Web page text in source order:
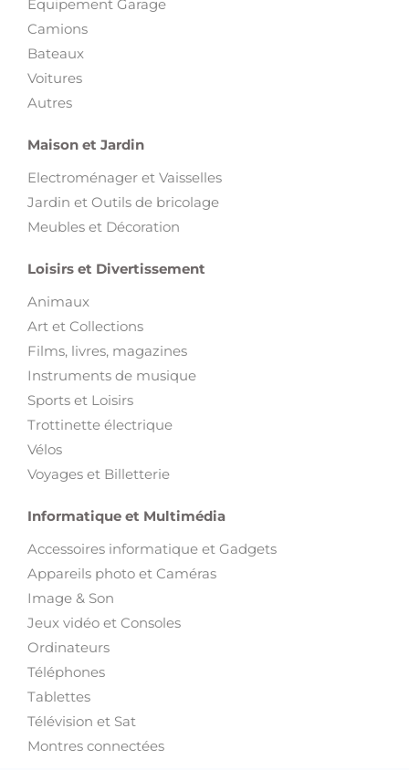
Équipement Garage
Camions
Bateaux
Voitures
Autres
Maison et Jardin
Electroménager et Vaisselles
Jardin et Outils de bricolage
Meubles et Décoration
Loisirs et Divertissement
Animaux
Art et Collections
Films, livres, magazines
Instruments de musique
Sports et Loisirs
Trottinette électrique
Vélos
Voyages et Billetterie
Informatique et Multimédia
Accessoires informatique et Gadgets
Appareils photo et Caméras
Image & Son
Jeux vidéo et Consoles
Ordinateurs
Téléphones
Tablettes
Télévision et Sat
Montres connectées